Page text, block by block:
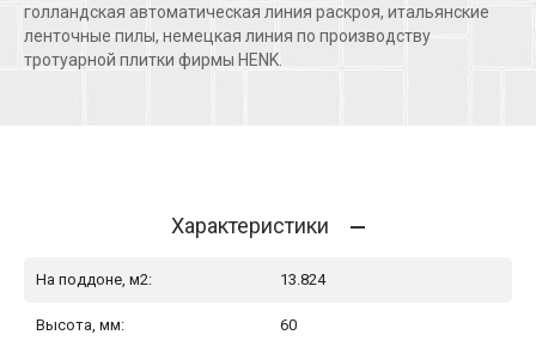
голландская автоматическая линия раскроя, итальянские
ленточные пилы, немецкая линия по производству
тротуарной плитки фирмы HENK.
Характеристики
На поддоне, м2: 13.824
Высота, мм: 60